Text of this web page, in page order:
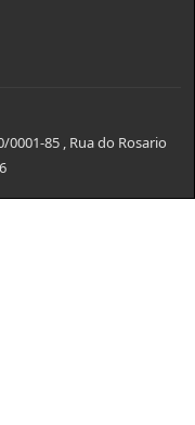
0001-85 , Rua do Rosario